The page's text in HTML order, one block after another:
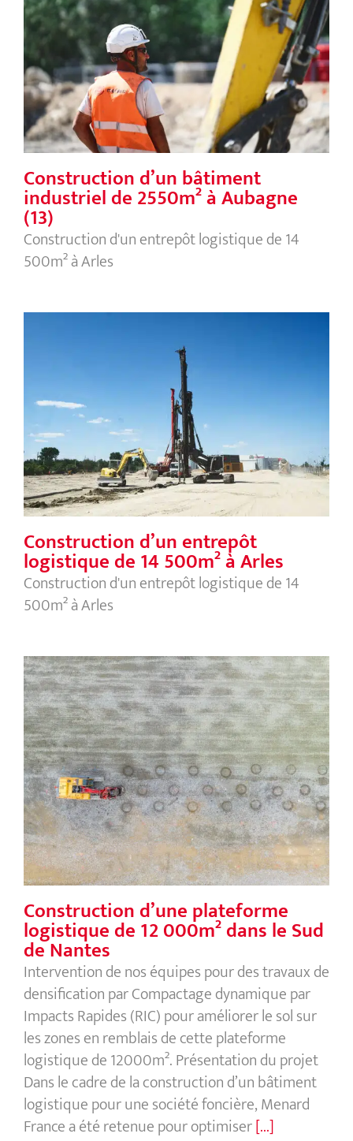
Construction d’un bâtiment
industriel de 2550m² à Aubagne (13)
Construction d’un bâtiment
industriel de 2550m² à Aubagne
(13)
Construction d'un entrepôt logistique de 14
500m² à Arles
Construction d’un entrepôt
logistique de 14 500m² à Arles
Construction d’un entrepôt
logistique de 14 500m² à Arles
Construction d'un entrepôt logistique de 14
500m² à Arles
Construction d’une plateforme
logistique de 12 000m² dans le Sud
de Nantes
Construction d’une plateforme
logistique de 12 000m² dans le Sud
de Nantes
Intervention de nos équipes pour des travaux de
densification par Compactage dynamique par
Impacts Rapides (RIC) pour améliorer le sol sur
les zones en remblais de cette plateforme
logistique de 12000m². Présentation du projet
Dans le cadre de la construction d’un bâtiment
logistique pour une société foncière, Menard
France a été retenue pour optimiser[...]